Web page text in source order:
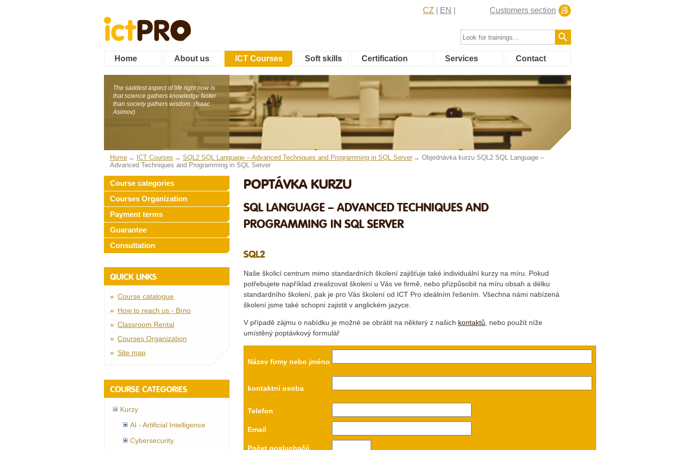
CZ EN Customers section
Home About us ICT Courses Soft skills Certification Services Contact
The saddest aspect of life right now is
that science gathers knowledge faster
than society gathers wisdom. (Isaac
Asimov)
Home ICT Courses SQL2 SQL Language – Advanced Techniques and Programming in SQL Server
Objednávka kurzu SQL2 SQL Language –
Advanced Techniques and Programming in SQL Server
Course categories
Courses Organization
Payment terms
Guarantee
Consultation
QUICK LINKS
Course catalogue
How to reach us - Brno
Classroom Rental
Courses Organization
Site map
COURSE CATEGORIES
Kurzy
AI - Artificial Intelligence
Cybersecurity
POPTÁVKA KURZU
SQL LANGUAGE – ADVANCED TECHNIQUES AND
PROGRAMMING IN SQL SERVER
SQL2
Naše školicí centrum mimo standardních školení zajišťuje také individuální kurzy na míru. Pokud
potřebujete například zrealizovat školení u Vás ve firmě, nebo přizpůsobit na míru obsah a délku
standardního školení, pak je pro Vás školení od ICT Pro ideálním řešením. Všechna námi nabízená
školení jsme také schopni zajistit v anglickém jazyce.
V případě zájmu o nabídku je možné se obrátit na některý z našich kontaktů , nebo použít níže
umístěný poptávkový formulář
Název firmy nebo jméno
kontaktní osoba
Telefon
Email
Počet posluchačů